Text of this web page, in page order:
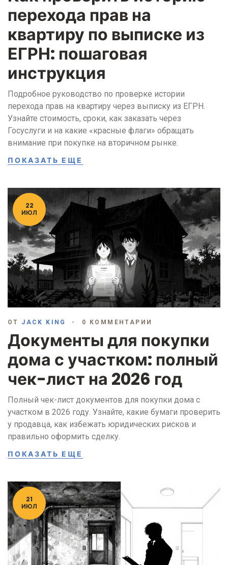
перехода прав на
квартиру по выписке из
ЕГРН: пошаговая
инструкция
Подробное руководство по проверке истории
перехода прав на квартиру через выписку из ЕГРН.
Узнайте стоимость, сроки, как заказать через
Госуслуги и на какие «красные флаги» обращать
внимание при покупке на вторичном рынке.
ПОКАЗАТЬ ЕЩЕ
22
ИЮЛ
ОТ JACK KING 0 КОММЕНТАРИИ
Документы для покупки
дома с участком: полный
чек-лист на 2026 год
Полный чек-лист документов для покупки дома с
участком в 2026 году. Узнайте, какие бумаги проверить
у продавца, как избежать юридических рисков и
правильно оформить сделку.
ПОКАЗАТЬ ЕЩЕ
21
ИЮЛ